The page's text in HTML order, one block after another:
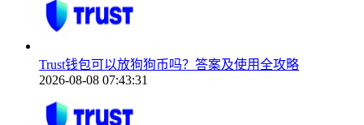
Trust钱包可以放狗狗币吗？答案及使用全攻略
2026-08-08 07:43:31